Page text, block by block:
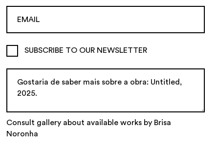
SUBSCRIBE TO OUR NEWSLETTER
Consult gallery about available works by Brisa
Noronha